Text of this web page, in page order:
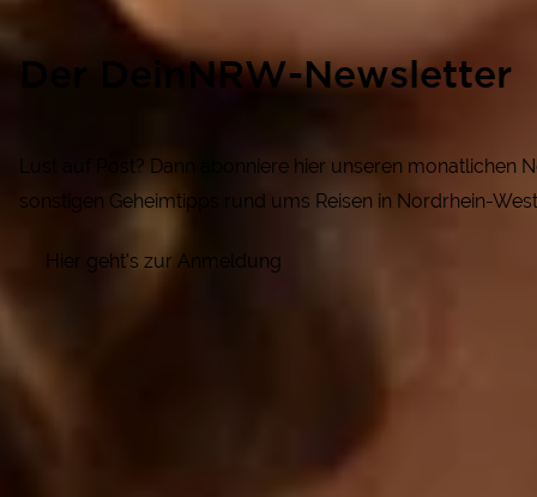
Der DeinNRW-Newsletter
Lust auf Post? Dann abonniere hier unseren
sonstigen Geheimtipps rund ums Reisen in Nordrhein-
Hier geht's zur Anmeldung